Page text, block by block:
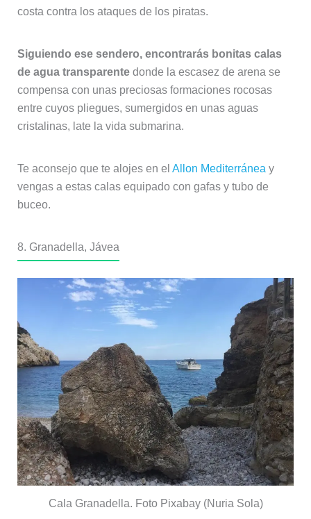
costa contra los ataques de los piratas.
Siguiendo ese sendero, encontrarás bonitas calas
de agua transparentedonde la escasez de arena se
compensa con unas preciosas formaciones rocosas
entre cuyos pliegues, sumergidos en unas aguas
cristalinas, late la vida submarina.
Te aconsejo que te alojes en el Allon Mediterránea y
vengas a estas calas equipado con gafas y tubo de
buceo.
8. Granadella, Jávea
Cala Granadella. Foto Pixabay (Nuria Sola)